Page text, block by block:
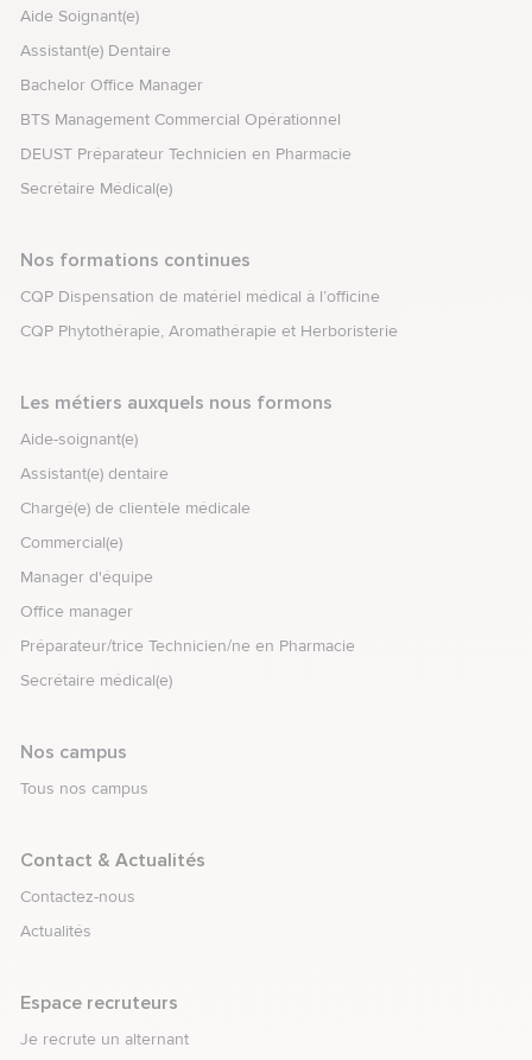
Aide Soignant(e)
Assistant(e) Dentaire
Bachelor Office Manager
BTS Management Commercial Opérationnel
DEUST Préparateur Technicien en Pharmacie
Secrétaire Médical(e)
Nos formations continues
CQP Dispensation de matériel médical à l’officine
CQP Phytothérapie, Aromathérapie et Herboristerie
Les métiers auxquels nous formons
Aide-soignant(e)
Assistant(e) dentaire
Chargé(e) de clientèle médicale
Commercial(e)
Manager d'équipe
Office manager
Préparateur/trice Technicien/ne en Pharmacie
Secrétaire médical(e)
Nos campus
Tous nos campus
element.menu.open_menu
Contact & Actualités
Contactez-nous
Actualités
element.menu.open_menu
Espace recruteurs
Je recrute un alternant